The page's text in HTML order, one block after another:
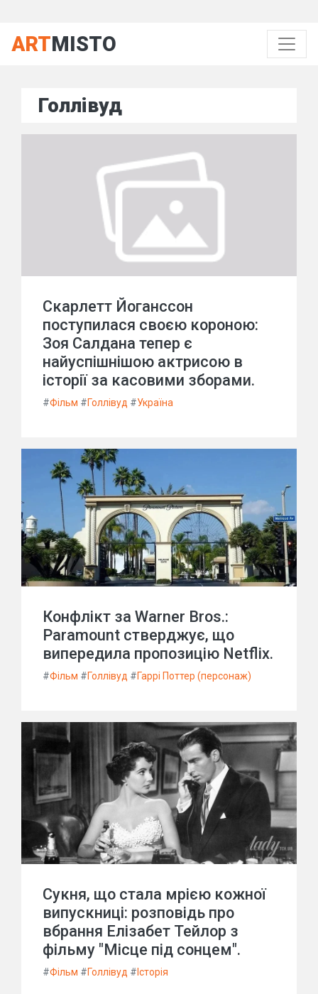
ARTMISTO
Голлівуд
Скарлетт Йоганссон
поступилася своєю короною:
Зоя Салдана тепер є
найуспішнішою актрисою в
історії за касовими зборами.
#Фільм #Голлівуд #Україна
Конфлікт за Warner Bros.:
Paramount стверджує, що
випередила пропозицію Netflix.
#Фільм #Голлівуд #Гаррі Поттер (персонаж)
Сукня, що стала мрією кожної
випускниці: розповідь про
вбрання Елізабет Тейлор з
фільму "Місце під сонцем".
#Фільм #Голлівуд # Історія